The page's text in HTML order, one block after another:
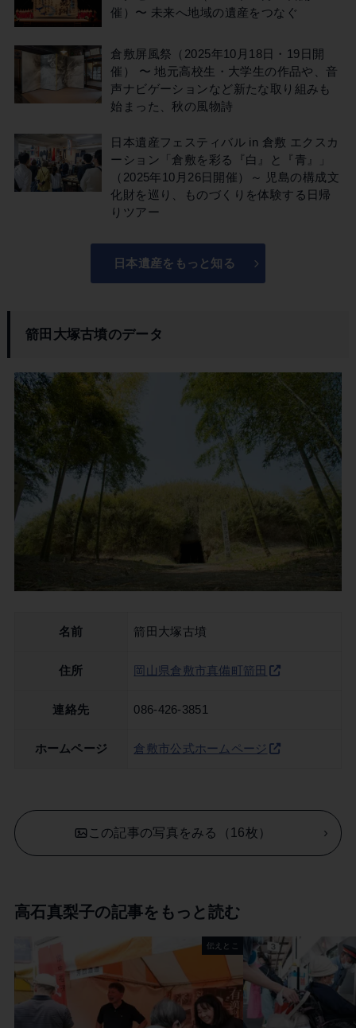
催）〜 未来へ地域の遺産をつなぐ
倉敷屏風祭（2025年10月18日・19日開
催） 〜 地元高校生・大学生の作品や、音
声ナビゲーションなど新たな取り組みも
始まった、秋の風物詩
日本遺産フェスティバル in 倉敷 エクスカ
ーション「倉敷を彩る『白』と『青』」
（2025年10月26日開催）～ 児島の構成文
化財を巡り、ものづくりを体験する日帰
りツアー
日本遺産をもっと知る
箭田大塚古墳のデータ
名前 箭田大塚古墳
住所 岡山県倉敷市真備町箭田
連絡先 086-426-3851
ホームページ 倉敷市公式ホームページ
この記事の写真をみる（16枚）
高石真梨子の記事をもっと読む
伝えとこ